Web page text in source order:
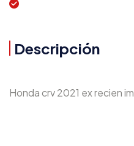
Descripción
Honda crv 2021 ex recien